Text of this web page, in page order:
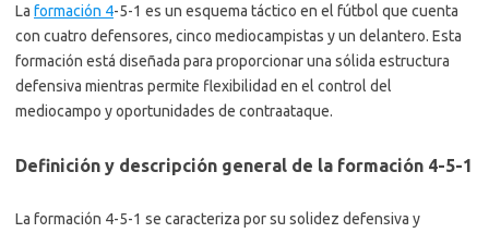
La formación 4-5-1 es un esquema táctico en el fútbol que cuenta
con cuatro defensores, cinco mediocampistas y un delantero. Esta
formación está diseñada para proporcionar una sólida estructura
defensiva mientras permite flexibilidad en el control del
mediocampo y oportunidades de contraataque.
Definición y descripción general de la formación 4-5-1
La formación 4-5-1 se caracteriza por su solidez defensiva y